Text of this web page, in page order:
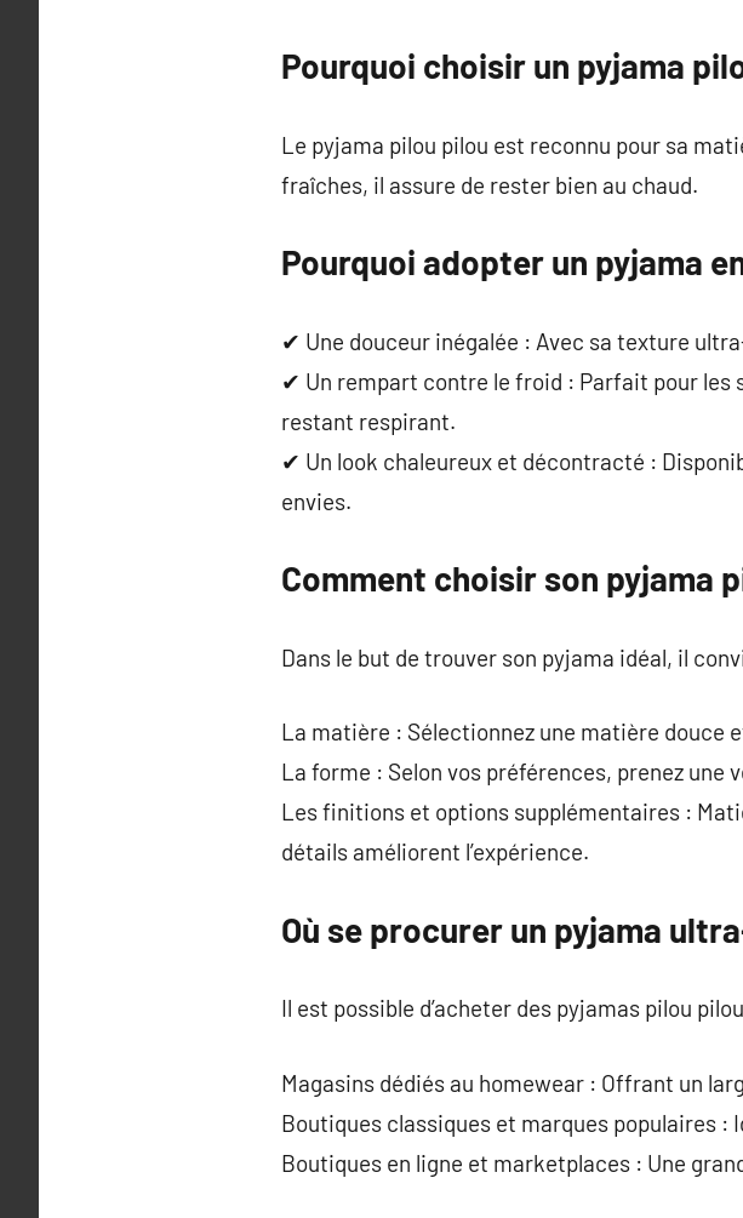
Pourquoi choisir un pyjama
Le pyjama pilou pilou est reconnu pour sa
fraîches, il assure de rester bien au chaud.
Pourquoi adopter un pyjama
✔ Une douceur inégalée : Avec sa texture
✔ Un rempart contre le froid : Parfait pour les
restant respirant.
✔ Un look chaleureux et décontracté :
envies.
Comment choisir son pyjama
Dans le but de trouver son pyjama idéal, il
La matière : Sélectionnez une matière douce
La forme : Selon vos préférences, prenez une
Les finitions et options supplémentaires :
détails améliorent l’expérience.
Où se procurer un pyjama
Il est possible d’acheter des pyjamas pilou
Magasins dédiés au homewear : Offrant un
Boutiques classiques et marques populaires :
Boutiques en ligne et marketplaces : Une